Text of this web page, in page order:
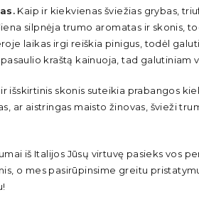
Kaip ir kiekvienas šviežias grybas,
silpnėja trumo aromatas ir skonis,
laikas irgi reiškia pinigus, todėl
kraštą kainuoja, tad galutiniam
išskirtinis skonis suteikia prabangos
ar aistringas maisto žinovas, švieži
iš Italijos Jūsų virtuvę pasieks vos
o mes pasirūpinsime greitu